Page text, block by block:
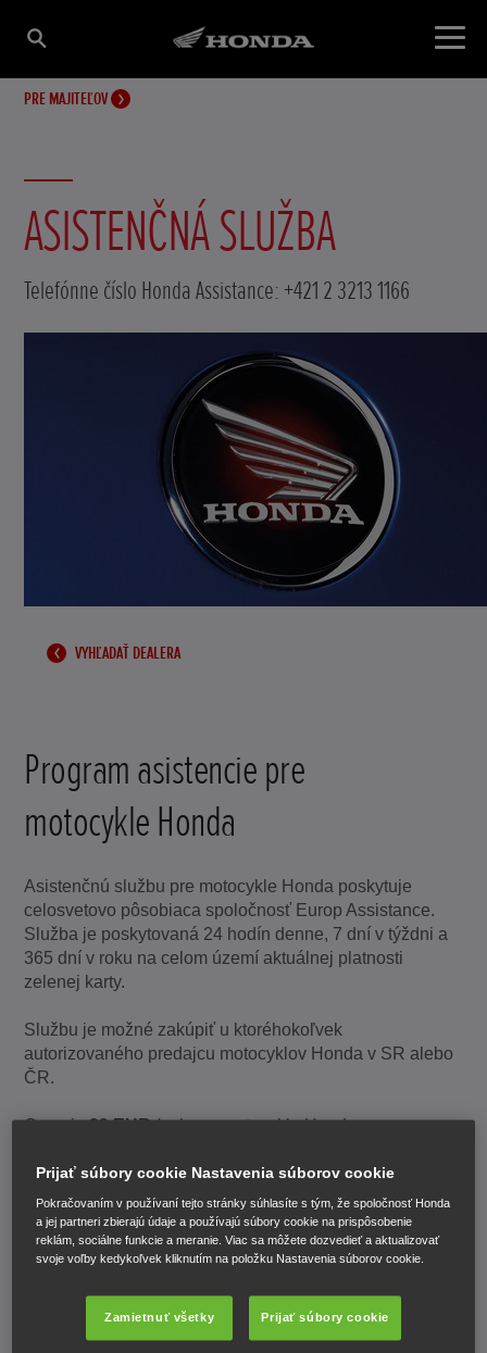
PRE MAJITEĽOV
ASISTENČNÁ SLUŽBA
Telefónne číslo Honda Assistance: +421 2 3213 1166
VYHĽADAŤ DEALERA
Program asistencie pre
motocykle Honda
Asistenčnú službu pre motocykle Honda poskytuje
celosvetovo pôsobiaca spoločnosť Europ Assistance.
Služba je poskytovaná 24 hodín denne, 7 dní v týždni a
365 dní v roku na celom území aktuálnej platnosti
zelenej karty.
Službu je možné zakúpiť u ktoréhokoľvek
autorizovaného predajcu motocyklov Honda v SR alebo
ČR.
Cena je29 EUR/ rok pre motocykle Honda.
Motocykle, na ktoré môže byť poskytnutý asistenčný
program:
- všetky nové motocykle značky Honda predané
prostredníctvom autorizovanej siete Honda v SR a ČR,
ktoré majú platnú 2 alebo 3 ročnú záruku.
- ojazdené motocykle značky Honda bez ohľadu na
Prijať súbory cookie Nastavenia súborov cookie
Pokračovaním v používaní tejto stránky súhlasíte s tým, že spoločnosť Honda
a jej partneri zbierajú údaje a používajú súbory cookie na prispôsobenie
reklám, sociálne funkcie a meranie. Viac sa môžete dozvedieť a aktualizovať
svoje voľby kedykoľvek kliknutím na položku Nastavenia súborov cookie.
Zamietnuť všetky Prijať súbory cookie